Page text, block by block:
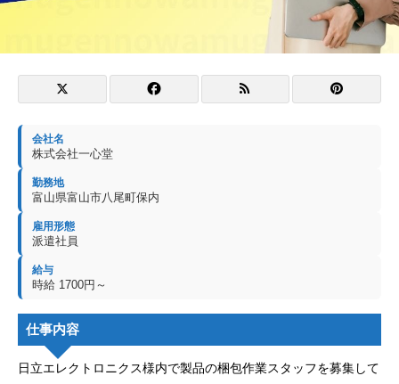
会社名
株式会社一心堂
勤務地
富山県富山市八尾町保内
雇用形態
派遣社員
給与
時給 1700円～
仕事内容
日立エレクトロニクス様内で製品の梱包作業スタッフを募集して